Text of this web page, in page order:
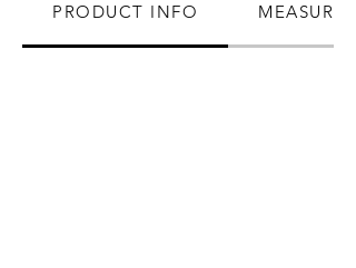
PRODUCT INFO